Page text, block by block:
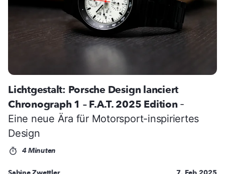
Lichtgestalt: Porsche Design lanciert
Chronograph 1 – F.A.T. 2025 Edition -
Eine neue Ära für Motorsport-inspiriertes
Design
4 Minuten